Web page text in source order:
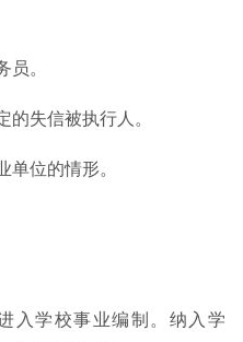
员。
的失信被执行人。
单位的情形。
入学校事业编制。纳入学